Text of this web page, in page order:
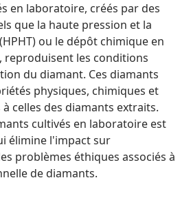
en laboratoire, créés par des
que la haute pression et la
ou le dépôt chimique en
reproduisent les conditions
du diamant. Ces diamants
physiques, chimiques et
celles des diamants extraits.
cultivés en laboratoire est
élimine l'impact sur
problèmes éthiques associés à
de diamants.